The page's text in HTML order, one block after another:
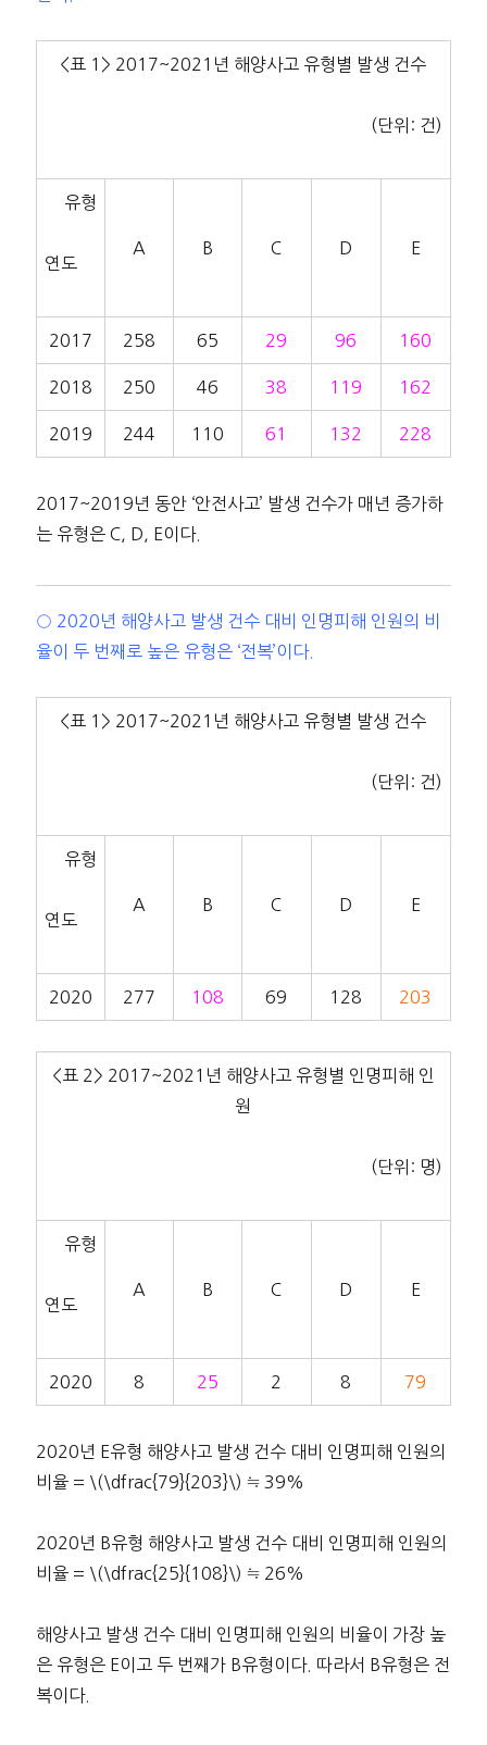
<표 1> 2017~2021년 해양사고 유형별 발생 건수
(단위: 건)
유형
연도
A B C D E
2017 258 65 29 96 160
2018 250 46 38 119 162
2019 244 110 61 132 228
2017~2019년 동안 ‘안전사고’ 발생 건수가 매년 증가하
는 유형은 C, D, E이다.
○ 2020년 해양사고 발생 건수 대비 인명피해 인원의 비
율이 두 번째로 높은 유형은 ‘전복’이다.
<표 1> 2017~2021년 해양사고 유형별 발생 건수
(단위: 건)
유형
연도
A B C D E
2020 277 108 69 128 203
<표 2> 2017~2021년 해양사고 유형별 인명피해 인
원
(단위: 명)
유형
연도
A B C D E
2020 8 25 2 8 79
2020년 E유형 해양사고 발생 건수 대비 인명피해 인원의
비율 = \(\dfrac{79}{203}\) ≒ 39%
2020년 B유형 해양사고 발생 건수 대비 인명피해 인원의
비율 = \(\dfrac{25}{108}\) ≒ 26%
해양사고 발생 건수 대비 인명피해 인원의 비율이 가장 높
은 유형은 E이고 두 번째가 B유형이다. 따라서 B유형은 전
복이다.